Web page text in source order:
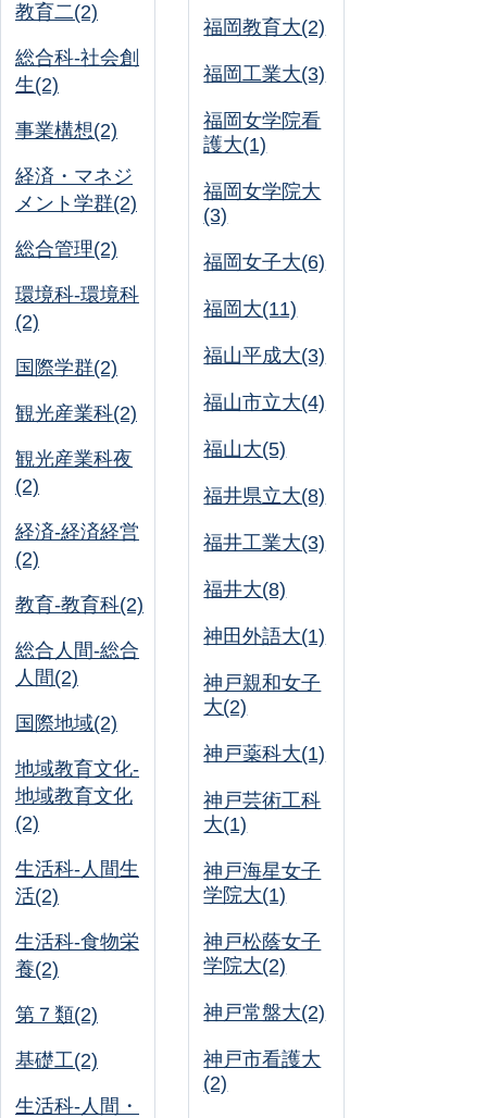
教育二(2)
総合科-社会創
生(2)
事業構想(2)
経済・マネジ
メント学群(2)
総合管理(2)
環境科-環境科
(2)
国際学群(2)
観光産業科(2)
観光産業科夜
(2)
経済-経済経営
(2)
教育-教育科(2)
総合人間-総合
人間(2)
国際地域(2)
地域教育文化-
地域教育文化
(2)
生活科-人間生
活(2)
生活科-食物栄
養(2)
第７類(2)
基礎工(2)
生活科-人間・
福岡教育大(2)
福岡工業大(3)
福岡女学院看
護大(1)
福岡女学院大
(3)
福岡女子大(6)
福岡大(11)
福山平成大(3)
福山市立大(4)
福山大(5)
福井県立大(8)
福井工業大(3)
福井大(8)
神田外語大(1)
神戸親和女子
大(2)
神戸薬科大(1)
神戸芸術工科
大(1)
神戸海星女子
学院大(1)
神戸松蔭女子
学院大(2)
神戸常盤大(2)
神戸市看護大
(2)